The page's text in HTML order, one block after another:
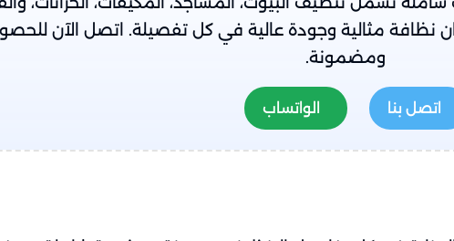
نظافة مثالية وجودة عالية في كل تفصيلة. اتصل الآن
ومضمونة.
اتصل بنا الواتساب